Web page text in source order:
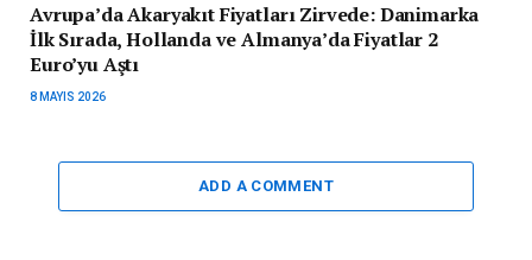
Avrupa’da Akaryakıt Fiyatları Zirvede: Danimarka
İlk Sırada, Hollanda ve Almanya’da Fiyatlar 2
Euro’yu Aştı
8 MAYIS 2026
ADD A COMMENT